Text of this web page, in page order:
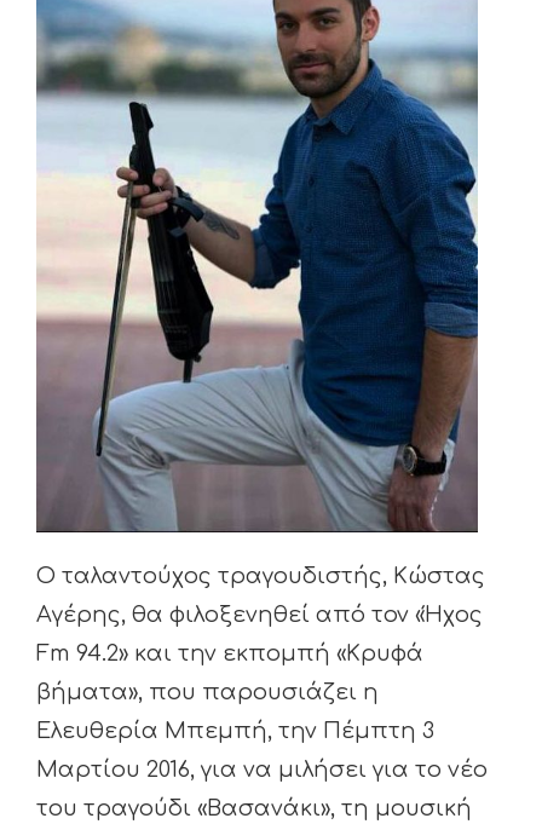
Ο ταλαντούχος τραγουδιστής, Κώστας
Αγέρης, θα φιλοξενηθεί από τον «Ήχος
Fm 94.2» και την εκπομπή «Κρυφά
βήματα», που παρουσιάζει η
Ελευθερία Μπεμπή, την Πέμπτη 3
Μαρτίου 2016, για να μιλήσει για το νέο
του τραγούδι «Βασανάκι», τη μουσική